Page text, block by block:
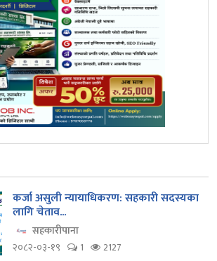
कर्जा असुली न्यायाधिकरण: सहकारी सदस्यका
लागि चेताव...
सहकारीपाना
२०८२-०३-१९
1 2127